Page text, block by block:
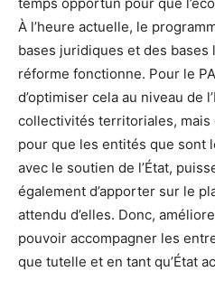
temps opportun pour que
À l’heure actuelle, le
bases juridiques et des
réforme fonctionne. Pour le
d’optimiser cela au niveau de
collectivités territoriales,
pour que les entités que sont
avec le soutien de l’État,
également d’apporter sur le
attendu d’elles. Donc,
pouvoir accompagner les
que tutelle et en tant qu’État